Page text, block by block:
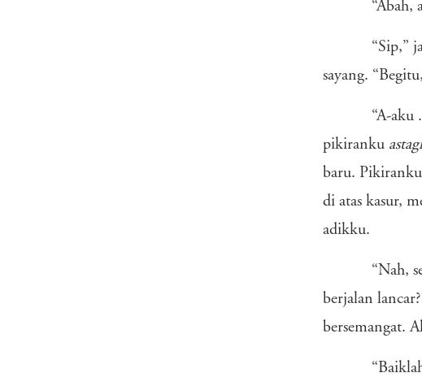
“Abah,
“Sip,”
sayang.
“A-aku
pikiranku
baru. Pikiranku
di atas kasur,
adikku.
“Nah,
berjalan
bersemangat.